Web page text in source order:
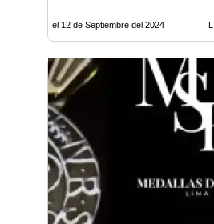
el 12 de Septiembre del 2024